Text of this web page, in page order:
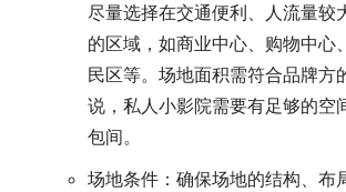
尽量选择在交通便利、人流量较
的区域，如商业中心、购物中心
民区等。场地面积需符合品牌方
说，私人小影院需要有足够的空
包间。
场地条件：确保场地的结构、布